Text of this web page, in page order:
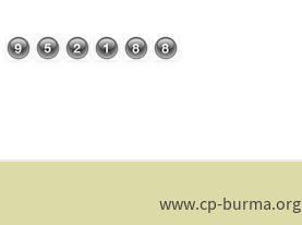
www.cp-burma.org